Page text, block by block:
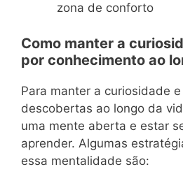
zona de conforto
Como manter a
por conhecimento ao
Para manter a curiosidade
descobertas ao longo da
uma mente aberta e estar
aprender. Algumas
essa mentalidade são: